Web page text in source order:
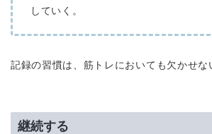
していく。
記録の習慣は、筋トレにおいても欠かせな
継続する